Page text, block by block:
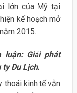
lớn của Mỹ tại
kế hoạch mở
2015.
luận: Giải phát
Du Lịch.
thoái kinh tế vẫn